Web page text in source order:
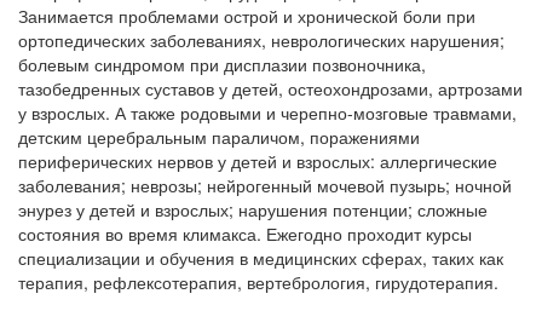
Занимается проблемами острой и хронической боли при
ортопедических заболеваниях, неврологических нарушения;
болевым синдромом при дисплазии позвоночника,
тазобедренных суставов у детей, остеохондрозами, артрозами
у взрослых. А также родовыми и черепно-мозговые травмами,
детским церебральным параличом, поражениями
периферических нервов у детей и взрослых: аллергические
заболевания; неврозы; нейрогенный мочевой пузырь; ночной
энурез у детей и взрослых; нарушения потенции; сложные
состояния во время климакса. Ежегодно проходит курсы
специализации и обучения в медицинских сферах, таких как
терапия, рефлексотерапия, вертебрология, гирудотерапия.